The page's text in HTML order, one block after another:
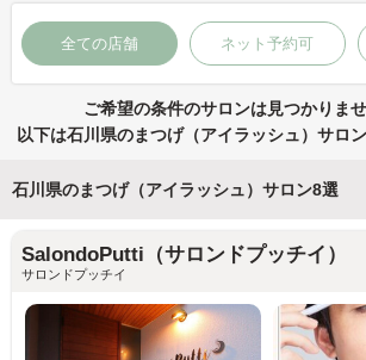
全ての店舗 ネット予約可
ご希望の条件のサロンは見つかりませ
以下は石川県のまつげ（アイラッシュ）サロ
石川県のまつげ（アイラッシュ）サロン8選
SalondoPutti（サロンドプッチイ）
サロンドプッチイ